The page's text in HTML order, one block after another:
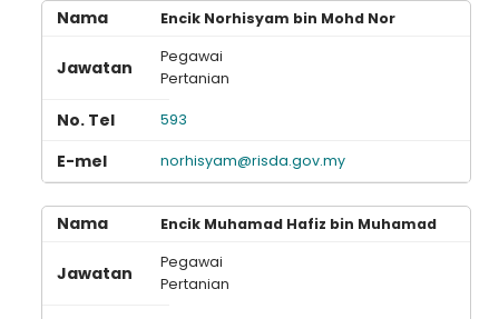
Encik Norhisyam bin Mohd Nor
Pegawai
Pertanian
593
norhisyam@risda.gov.my
Encik Muhamad Hafiz bin Muhamad
Pegawai
Pertanian